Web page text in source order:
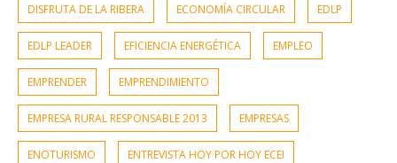
DISFRUTA DE LA RIBERA ECONOMÍA CIRCULAR EDLP
EDLP LEADER EFICIENCIA ENERGÉTICA EMPLEO
EMPRENDER EMPRENDIMIENTO
EMPRESA RURAL RESPONSABLE 2013 EMPRESAS
ENOTURISMO ENTREVISTA HOY POR HOY ECEI